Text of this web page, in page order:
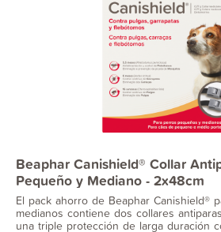
Beaphar Canishield® Collar
Pequeño y Mediano - 2x48cm
El pack ahorro de Beaphar Canishield®
medianos contiene dos collares
una triple protección de larga duración